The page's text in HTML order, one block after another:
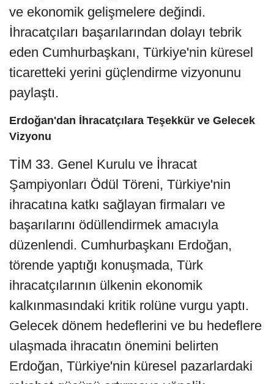
ve ekonomik gelişmelere değindi.
İhracatçıları başarılarından dolayı tebrik
eden Cumhurbaşkanı, Türkiye'nin küresel
ticaretteki yerini güçlendirme vizyonunu
paylaştı.
Erdoğan'dan İhracatçılara Teşekkür ve Gelecek
Vizyonu
TİM 33. Genel Kurulu ve İhracat
Şampiyonları Ödül Töreni, Türkiye'nin
ihracatına katkı sağlayan firmaları ve
başarılarını ödüllendirmek amacıyla
düzenlendi. Cumhurbaşkanı Erdoğan,
törende yaptığı konuşmada, Türk
ihracatçılarının ülkenin ekonomik
kalkınmasındaki kritik rolüne vurgu yaptı.
Gelecek dönem hedeflerini ve bu hedeflere
ulaşmada ihracatın önemini belirten
Erdoğan, Türkiye'nin küresel pazarlardaki